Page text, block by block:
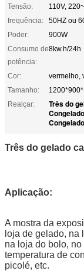
Tensão:
110V,
frequência:
50HZ ou
Poder:
900W
Consumo de
potência:
8kw.h/24h
Cor:
vermelho,
Tamanho:
Realçar:
Três do
Três do gelado
Aplicação:
A mostra da
loja de gelado, na
na loja do bolo,
temperatura de
picolé, etc.